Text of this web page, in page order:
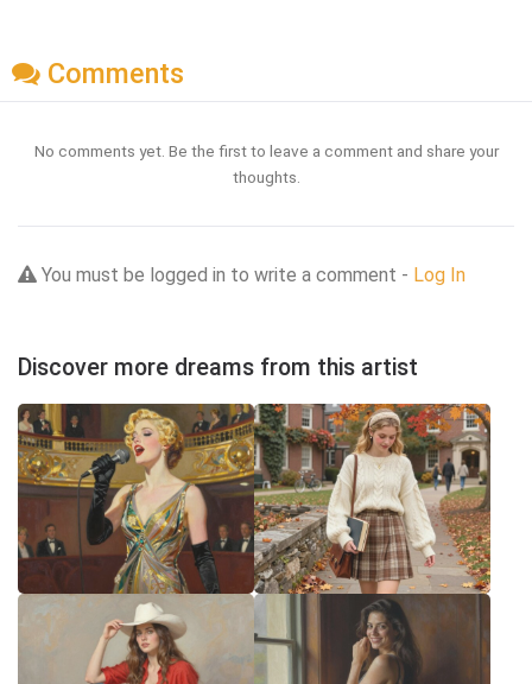
Comments
No comments yet. Be the first to leave a comment and share your
thoughts.
You must be logged in to write a comment - Log In
Discover more dreams from this artist